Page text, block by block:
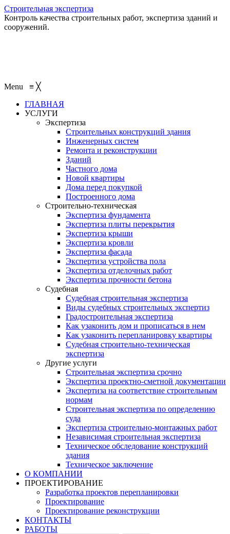
Строительная экспертиза
Контроль качества строительных работ, экспертиза зданий и
сооружений.
Menu ≡ ╳
ГЛАВНАЯ
УСЛУГИ
Экспертиза
Строительных конструкций здания
Инженерных систем
Ремонта и реконструкции
Зданий
Частного дома
Новой квартиры
Дома перед покупкой
Построенного дома
Строительно-техническая
Экспертиза фундамента
Экспертиза плиты перекрытия
Экспертиза крыши
Экспертиза кровли
Экспертиза фасада
Экспертиза устройства пола
Экспертиза отделочных работ
Экспертиза прочности бетона
Судебная
Судебная строительная экспертиза
Виды судебных строительных экспертиз
Градостроительная экспертиза
Как узаконить дом и прописаться в нем
Как узаконить перепланировку квартиры
Судебная строительно-техническая
экспертиза
Другие услуги
Строительная экспертиза срочно
Экспертиза проектно-сметной документации
Экспертиза на соответствие строительным
нормам
Строительная экспертиза по определению
суда
Экспертиза строительно-монтажных работ
Независимая строительная экспертиза
Техническое обследование конструкций
здания
Техническое заключение
О КОМПАНИИ
ПРОЕКТИРОВАНИЕ
Разработка проектов перепланировки
Проектирование
Проектирование реконструкции
КОНТАКТЫ
РАБОТЫ